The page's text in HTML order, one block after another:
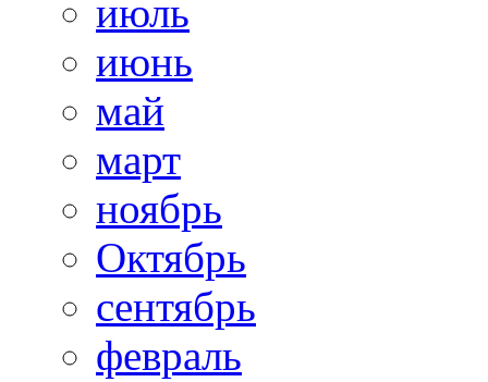
июль
июнь
май
март
ноябрь
Октябрь
сентябрь
февраль